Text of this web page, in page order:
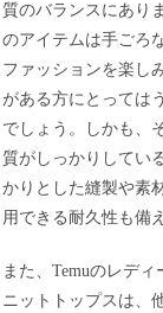
質のバランスにあり
のアイテムは手ごろ
ファッションを楽し
がある方にとっては
でしょう。しかも、
質がしっかりしてい
かりとした縫製や素
用できる耐久性も備
また、Temuのレデ
ニットトップスは、